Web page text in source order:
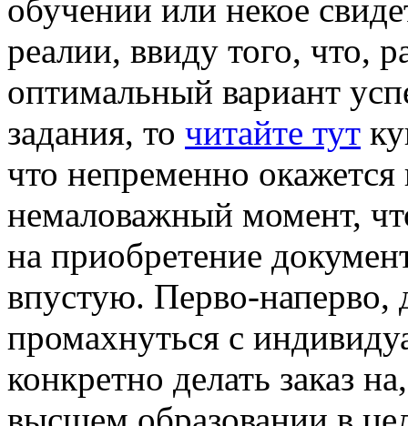
обучении или некое
реалии, ввиду того, что,
оптимальный вариант
задания, то читайте тут
что непременно
немаловажный момент,
на приобретение
впустую. Перво-наперво,
промахнуться с
конкретно делать заказ